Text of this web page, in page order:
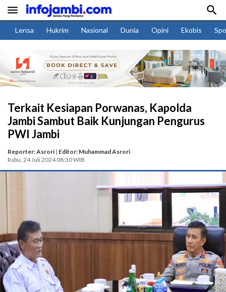
 
Lensa Hukrim Nasional Dunia Opini Ekobis
Terkait Kesiapan Porwanas, Kapolda
Jambi Sambut Baik Kunjungan Pengurus
PWI Jambi
Reporter: Asrori | Editor: Muhammad Asrori
Rabu, 24 Juli 2024 08:30 WIB